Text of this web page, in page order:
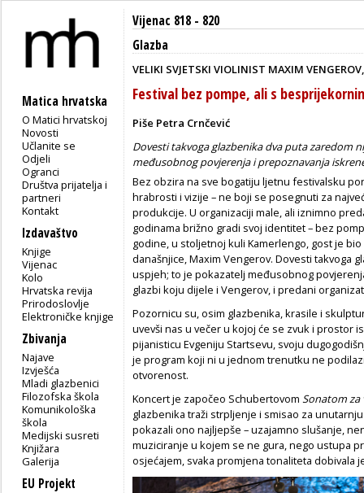
Matica hrvatska
O Matici hrvatskoj
Novosti
Učlanite se
Odjeli
Ogranci
Društva prijatelja i
partneri
Kontakt
Izdavaštvo
Knjige
Vijenac
Kolo
Hrvatska revija
Prirodoslovlje
Elektroničke knjige
Zbivanja
Najave
Izvješća
Mladi glazbenici
Filozofska škola
Komunikološka
škola
Medijski susreti
Knjižara
Galerija
EU Projekt
Vijenac 818 - 820
Glazba
VELIKI SVJETSKI VIOLINIST MAXIM
Festival bez pompe, ali s
Piše Petra Crnčević
Dovesti takvoga glazbenika dva puta zaredom
međusobnog povjerenja i prepoznavanja
Bez obzira na sve bogatiju ljetnu festivalsku
hrabrosti i vizije – ne boji se posegnuti za
produkcije. U organizaciji male, ali iznimno
godinama brižno gradi svoj identitet – bez
godine, u stoljetnoj kuli Kamerlengo, gost je
današnjice, Maxim Vengerov. Dovesti takvoga
uspjeh; to je pokazatelj međusobnog
glazbi koju dijele i Vengerov, i predani
Pozornicu su, osim glazbenika, krasile i
uvevši nas u večer u kojoj će se zvuk i prostor
pijanisticu Evgeniju Startsevu, svoju
je program koji ni u jednom trenutku ne
otvorenost.
Koncert je započeo Schubertovom Sonatom za
glazbenika traži strpljenje i smisao za
pokazali ono najljepše – uzajamno slušanje,
muziciranje u kojem se ne gura, nego ustupa
osjećajem, svaka promjena tonaliteta dobivala